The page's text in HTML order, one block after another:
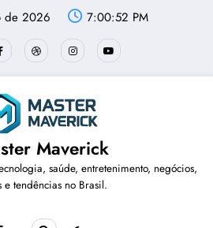
de 2026 7:00:54 PM
Maverick
saúde, entretenimento, negócios,
e tendências no Brasil.